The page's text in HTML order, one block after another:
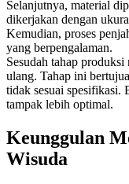
Selanjutnya, material
dikerjakan dengan
Kemudian, proses
yang berpengalaman.
Sesudah tahap
ulang. Tahap ini
tidak sesuai spesifikasi.
tampak lebih optimal.
Keunggulan
Wisuda